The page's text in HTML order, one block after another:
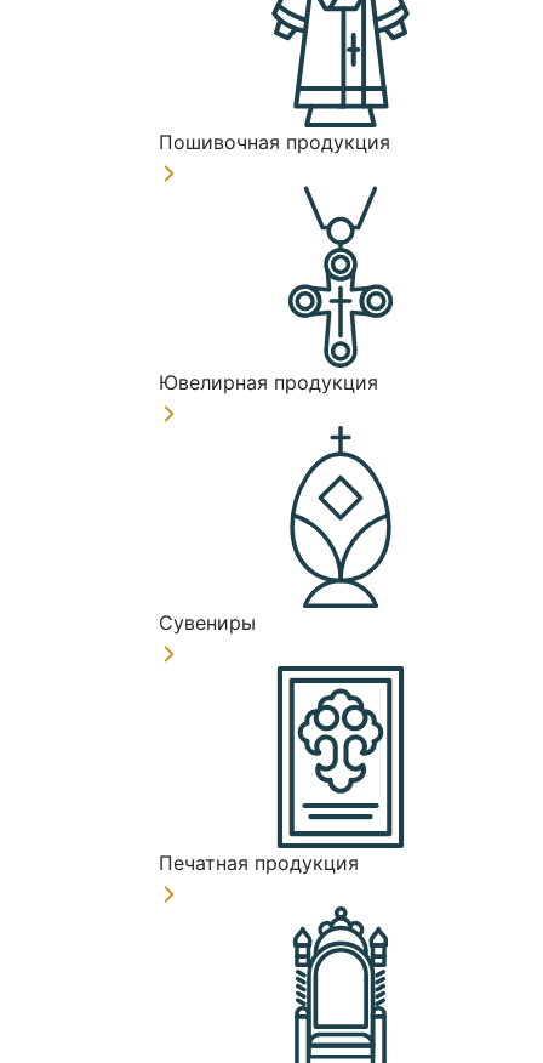
Пошивочная продукция
Ювелирная продукция
Сувениры
Печатная продукция